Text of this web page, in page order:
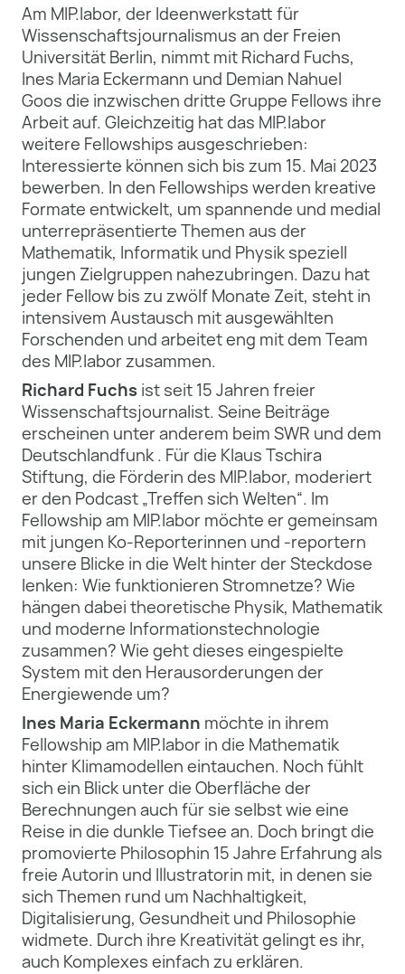
Am MIP.labor, der Ideenwerkstatt für
Wissenschaftsjournalismus an der Freien
Universität Berlin, nimmt mit Richard Fuchs,
Ines Maria Eckermann und Demian Nahuel
Goos die inzwischen dritte Gruppe Fellows ihre
Arbeit auf. Gleichzeitig hat das MIP.labor
weitere Fellowships ausgeschrieben:
Interessierte können sich bis zum 15. Mai 2023
bewerben. In den Fellowships werden kreative
Formate entwickelt, um spannende und medial
unterrepräsentierte Themen aus der
Mathematik, Informatik und Physik speziell
jungen Zielgruppen nahezubringen. Dazu hat
jeder Fellow bis zu zwölf Monate Zeit, steht in
intensivem Austausch mit ausgewählten
Forschenden und arbeitet eng mit dem Team
des MIP.labor zusammen.
Richard Fuchsist seit 15 Jahren freier
Wissenschaftsjournalist. Seine Beiträge
erscheinen unter anderem beim SWR und dem
Deutschlandfunk . Für die Klaus Tschira
Stiftung, die Förderin des MIP.labor, moderiert
er den Podcast „Treffen sich Welten“. Im
Fellowship am MIP.labor möchte er gemeinsam
mit jungen Ko-Reporterinnen und -reportern
unsere Blicke in die Welt hinter der Steckdose
lenken: Wie funktionieren Stromnetze? Wie
hängen dabei theoretische Physik, Mathematik
und moderne Informationstechnologie
zusammen? Wie geht dieses eingespielte
System mit den Herausorderungen der
Energiewende um?
Ines Maria Eckermann möchte in ihrem
Fellowship am MIP.labor in die Mathematik
hinter Klimamodellen eintauchen. Noch fühlt
sich ein Blick unter die Oberfläche der
Berechnungen auch für sie selbst wie eine
Reise in die dunkle Tiefsee an. Doch bringt die
promovierte Philosophin 15 Jahre Erfahrung als
freie Autorin und Illustratorin mit, in denen sie
sich Themen rund um Nachhaltigkeit,
Digitalisierung, Gesundheit und Philosophie
widmete. Durch ihre Kreativität gelingt es ihr,
auch Komplexes einfach zu erklären.